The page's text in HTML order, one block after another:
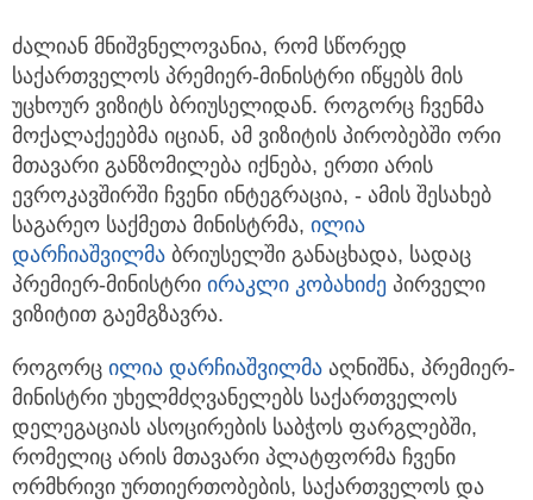
ძალიან მნიშვნელოვანია, რომ სწორედ
საქართველოს პრემიერ-მინისტრი იწყებს მის
უცხოურ ვიზიტს ბრიუსელიდან. როგორც ჩვენმა
მოქალაქეებმა იციან, ამ ვიზიტის პირობებში ორი
მთავარი განზომილება იქნება, ერთი არის
ევროკავშირში ჩვენი ინტეგრაცია, - ამის შესახებ
საგარეო საქმეთა მინისტრმა, ილია
დარჩიაშვილმა ბრიუსელში განაცხადა, სადაც
პრემიერ-მინისტრი ირაკლი კობახიძე პირველი
ვიზიტით გაემგზავრა.
როგორც ილია დარჩიაშვილმა აღნიშნა, პრემიერ-
მინისტრი უხელმძღვანელებს საქართველოს
დელეგაციას ასოცირების საბჭოს ფარგლებში,
რომელიც არის მთავარი პლატფორმა ჩვენი
ორმხრივი ურთიერთობების, საქართველოს და